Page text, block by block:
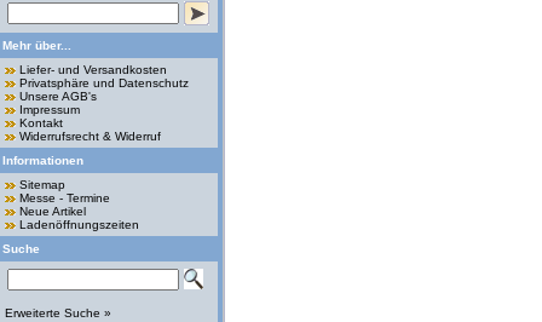
Mehr über...
Liefer- und Versandkosten
Privatsphäre und Datenschutz
Unsere AGB's
Impressum
Kontakt
Widerrufsrecht & Widerruf
Informationen
Sitemap
Messe - Termine
Neue Artikel
Ladenöffnungszeiten
Suche
Erweiterte Suche »